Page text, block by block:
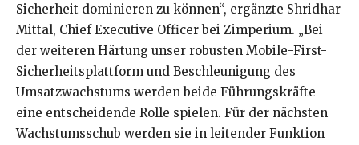
Sicherheit dominieren zu können“, ergänzte Shridhar
Mittal, Chief Executive Officer bei Zimperium. „Bei
der weiteren Härtung unser robusten Mobile-First-
Sicherheitsplattform und Beschleunigung des
Umsatzwachstums werden beide Führungskräfte
eine entscheidende Rolle spielen. Für der nächsten
Wachstumsschub werden sie in leitender Funktion